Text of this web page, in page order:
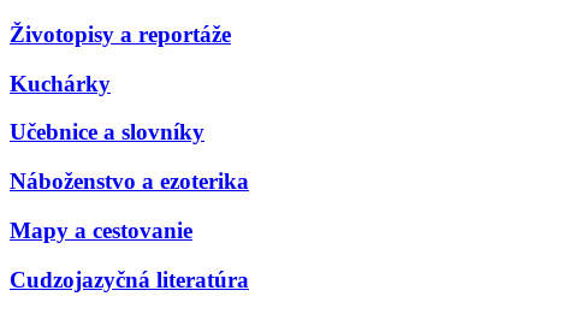
Životopisy a reportáže
Kuchárky
Učebnice a slovníky
Náboženstvo a ezoterika
Mapy a cestovanie
Cudzojazyčná literatúra